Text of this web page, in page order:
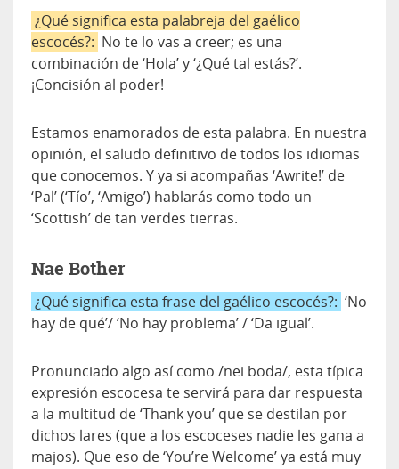
¿Qué significa esta palabreja del gaélico
escocés?: No te lo vas a creer; es una
combinación de ‘Hola’ y ‘¿Qué tal estás?’.
¡Concisión al poder!
Estamos enamorados de esta palabra. En nuestra
opinión, el saludo definitivo de todos los idiomas
que conocemos. Y ya si acompañas ‘Awrite!’ de
‘Pal’ (‘Tío’, ‘Amigo’) hablarás como todo un
‘Scottish’ de tan verdes tierras.
Nae Bother
¿Qué significa esta frase del gaélico escocés?: ‘No
hay de qué’/ ‘No hay problema’ / ‘Da igual’.
Pronunciado algo así como /nei boda/, esta típica
expresión escocesa te servirá para dar respuesta
a la multitud de ‘Thank you’ que se destilan por
dichos lares (que a los escoceses nadie les gana a
majos). Que eso de ‘You’re Welcome’ ya está muy